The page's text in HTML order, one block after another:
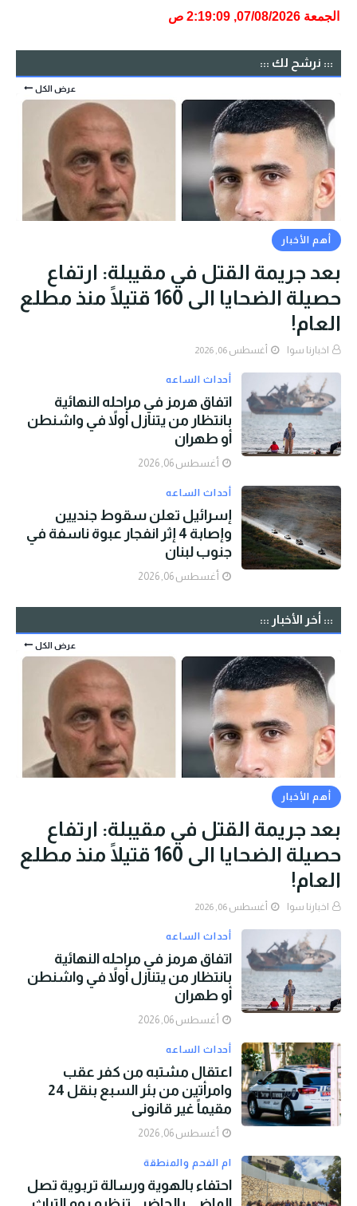
::: نرشح لك :::
عرض الكل
أهم الأخبار
بعد جريمة القتل في مقيبلة: ارتفاع
حصيلة الضحايا الى 160 قتيلًا منذ مطلع
العام!
اخبارنا سوا أغسطس 06, 2026
أحداث الساعه
اتفاق هرمز في مراحله النهائية
بانتظار من يتنازل أولاً في واشنطن
أو طهران
أغسطس 06, 2026
أحداث الساعه
إسرائيل تعلن سقوط جنديين
وإصابة 4 إثر انفجار عبوة ناسفة في
جنوب لبنان
أغسطس 06, 2026
::: أخر الأخبار :::
عرض الكل
أهم الأخبار
بعد جريمة القتل في مقيبلة: ارتفاع
حصيلة الضحايا الى 160 قتيلًا منذ مطلع
العام!
اخبارنا سوا أغسطس 06, 2026
أحداث الساعه
اتفاق هرمز في مراحله النهائية
بانتظار من يتنازل أولاً في واشنطن
أو طهران
أغسطس 06, 2026
أحداث الساعه
اعتقال مشتبه من كفر عقب
وامرأتين من بئر السبع بنقل 24
مقيماً غير قانوني
أغسطس 06, 2026
ام الفحم والمنطقة
احتفاء بالهوية ورسالة تربوية تصل